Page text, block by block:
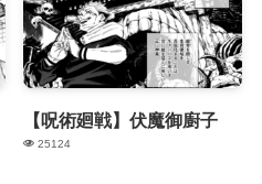
【呪術廻戦】伏魔御廚子
25124